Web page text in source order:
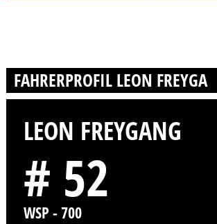
FAHRERPROFIL LEON FREYGANG
LEON FREYGANG
# 52
WSP - 700